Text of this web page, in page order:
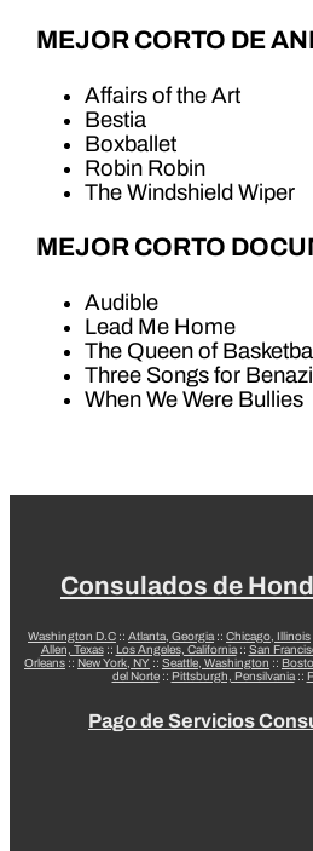
MEJOR CORTO DE
Affairs of the Art
Bestia
Boxballet
Robin Robin
The Windshield Wiper
MEJOR CORTO
Audible
Lead Me Home
The Queen of Basketball
Three Songs for
When We Were Bullies
Consulados de
Washington D.C :: Atlanta, Georgia :: Chicago, Illinois
Allen, Texas:: Los Angeles, California:: San
Orleans :: New York, NY :: Seattle, Washington ::
del Norte:: Pittsburgh, Pensilvania::
Pago de Servicios